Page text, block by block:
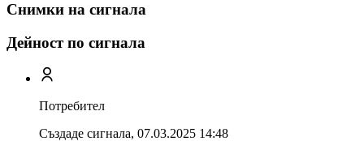
Снимки на сигнала
Дейност по сигнала
Потребител
Създаде сигнала, 07.03.2025 14:48